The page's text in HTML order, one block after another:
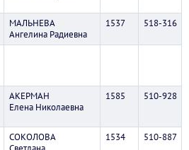
МАЛЬНЕВА
Ангелина Радиевна
1537 518-316
АКЕРМАН
Елена Николаевна
1585 510-928
СОКОЛОВА
1534 510-887